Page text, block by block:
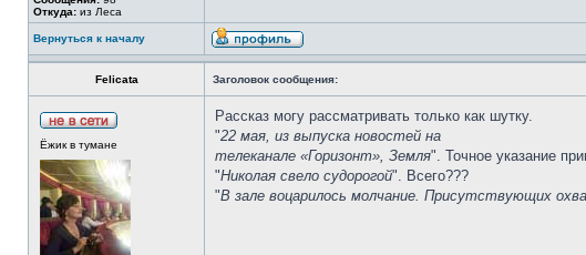
Откуда: из Леса
Вернуться к началу
Felicata Заголовок сообщения:
Ёжик в тумане
Рассказ могу рассматривать только как шутку.
"22 мая, из выпуска новостей на
телеканале «Горизонт», Земля". Точное указание
"Николая свело судорогой". Всего???
"В зале воцарилось молчание. Присутствующих